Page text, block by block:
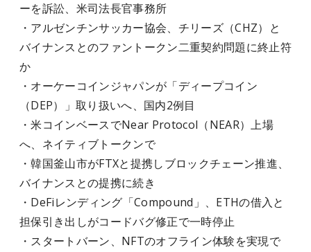
ーを訴訟、米司法長官事務所
・アルゼンチンサッカー協会、チリーズ（CHZ）と
バイナンスとのファントークン二重契約問題に終止符
か
・オーケーコインジャパンが「ディープコイン
（DEP）」取り扱いへ、国内2例目
・米コインベースでNear Protocol（NEAR）上場
へ、ネイティブトークンで
・韓国釜山市がFTXと提携しブロックチェーン推進、
バイナンスとの提携に続き
・DeFiレンディング「Compound」、ETHの借入と
担保引き出しがコードバグ修正で一時停止
・スタートバーン、NFTのオフライン体験を実現で